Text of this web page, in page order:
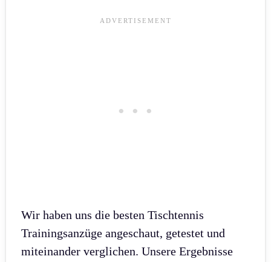
Wir haben uns die besten Tischtennis
Trainingsanzüge angeschaut, getestet und
miteinander verglichen. Unsere Ergebnisse